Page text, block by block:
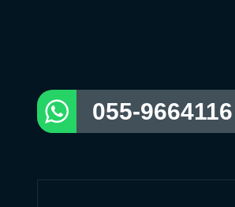
055-9664116